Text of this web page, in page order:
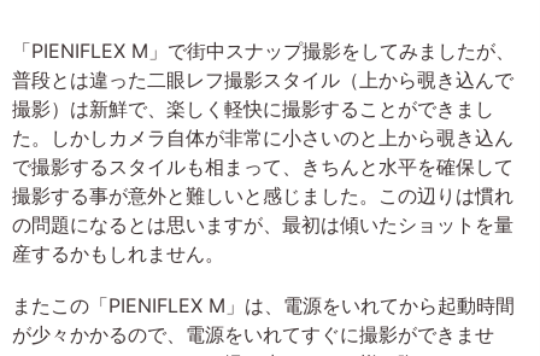
「PIENIFLEX M」で街中スナップ撮影をしてみましたが、
普段とは違った二眼レフ撮影スタイル（上から覗き込んで
撮影）は新鮮で、楽しく軽快に撮影することができまし
た。しかしカメラ自体が非常に小さいのと上から覗き込ん
で撮影するスタイルも相まって、きちんと水平を確保して
撮影する事が意外と難しいと感じました。この辺りは慣れ
の問題になるとは思いますが、最初は傾いたショットを量
産するかもしれません。
またこの「PIENIFLEX M」は、電源をいれてから起動時間
が少々かかるので、電源をいれてすぐに撮影ができませ